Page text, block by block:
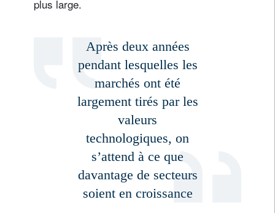
plus large.
Après deux années
pendant lesquelles les
marchés ont été
largement tirés par les
valeurs
technologiques, on
s’attend à ce que
davantage de secteurs
soient en croissance